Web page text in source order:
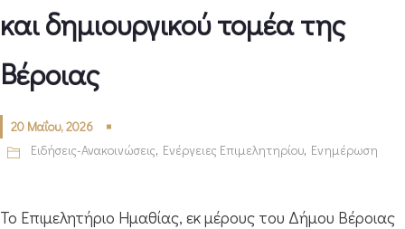
και δημιουργικού τομέα της
Βέροιας
20 Μαΐου, 2026
Ειδήσεις-Ανακοινώσεις, Ενέργειες Επιμελητηρίου, Ενημέρωση
Το Επιμελητήριο Ημαθίας, εκ μέρους του Δήμου Βέροιας